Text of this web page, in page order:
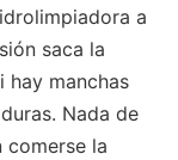
a
saca la
hay manchas
Nada de
la